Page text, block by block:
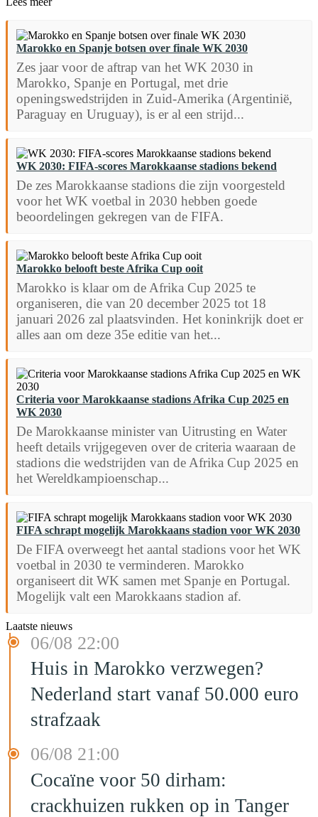
Marokko en Spanje botsen over finale WK 2030
Zes jaar voor de aftrap van het WK 2030 in
Marokko, Spanje en Portugal, met drie
openingswedstrijden in Zuid-Amerika (Argentinië,
Paraguay en Uruguay), is er al een strijd...
WK 2030: FIFA-scores Marokkaanse stadions bekend
De zes Marokkaanse stadions die zijn voorgesteld
voor het WK voetbal in 2030 hebben goede
beoordelingen gekregen van de FIFA.
Marokko belooft beste Afrika Cup ooit
Marokko is klaar om de Afrika Cup 2025 te
organiseren, die van 20 december 2025 tot 18
januari 2026 zal plaatsvinden. Het koninkrijk doet er
alles aan om deze 35e editie van het...
Criteria voor Marokkaanse stadions Afrika Cup 2025 en
WK 2030
De Marokkaanse minister van Uitrusting en Water
heeft details vrijgegeven over de criteria waaraan de
stadions die wedstrijden van de Afrika Cup 2025 en
het Wereldkampioenschap...
FIFA schrapt mogelijk Marokkaans stadion voor WK 2030
De FIFA overweegt het aantal stadions voor het WK
voetbal in 2030 te verminderen. Marokko
organiseert dit WK samen met Spanje en Portugal.
Mogelijk valt een Marokkaans stadion af.
Laatste nieuws
06/08 22:00
Huis in Marokko verzwegen?
Nederland start vanaf 50.000 euro
strafzaak
06/08 21:00
Cocaïne voor 50 dirham:
crackhuizen rukken op in Tanger